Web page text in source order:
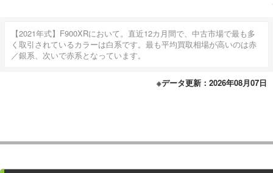
【2021年式】F900XRにおいて。直近12カ月間で、中古市場で最も多
く取引されているカラーは白系です。最も平均買取相場が高いのは赤
／銀系、次いで赤系となっています。
※データ更新：2026年08月07日